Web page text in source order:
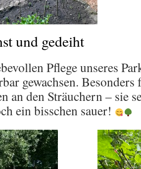
und gedeiht
Pflege unseres
gewachsen.
an den Sträuchern – sie
ein bisschen sauer!